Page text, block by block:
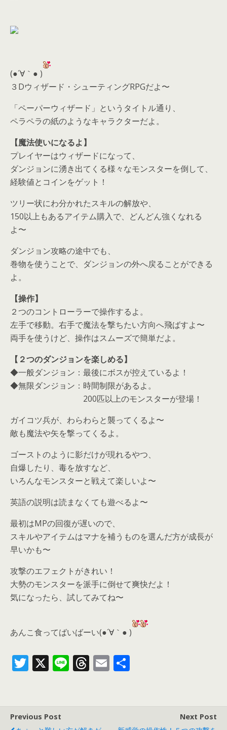
(●´∀｀● )
３Dウィザード・シューティングRPGだよ〜
「ペーパーウィザード」というタイトル通り、
ペラペラの紙のようなキャラクターだよ。
【魔法使いになるよ】
プレイヤーはウィザードになって、
ダンジョンに湧き出てくる様々なモンスターを倒して、
経験値とコインをゲット！
ツリー状にわ分かれたスキルの解放や、
150以上もあるアイテム購入で、どんどん強くなれる
よ〜
ダンジョン攻略の途中でも、
巻物を使うことで、ダンジョンの外へ戻ることができる
よ。
【操作】
２つのコントローラーで操作するよ。
左手で移動。右手で魔法を撃ちたい方向へ飛ばすよ〜
両手を使うけど、操作はスムーズで簡単だよ。
【２つのダンジョンを楽しめる】
◆一般ダンジョン：最後にボスが控えているよ！
◆無限ダンジョン：時間制限があるよ。
200匹以上のモンスターが登場！
ガイコツ兵が、わらわらと襲ってくるよ〜
敵も魔法や矢を撃ってくるよ。
ゴーストのように影だけが現れるやつ、
自爆したり、毒を放すなど、
いろんなモンスターと戦えて楽しいよ〜
英語の説明は読まなくても遊べるよ〜
最初はMPの回復が遅いので、
スキルやアイテムはマナを補うものを選んだ方が成長が
早いかも〜
攻撃のエフェクトがきれい！
大勢のモンスターを派手に倒せて爽快だよ！
気になったら、 試してみてね〜
あんこ食ってばいばーい(●´∀｀● )
T
er
X Li T E
Previous Post
Next Post